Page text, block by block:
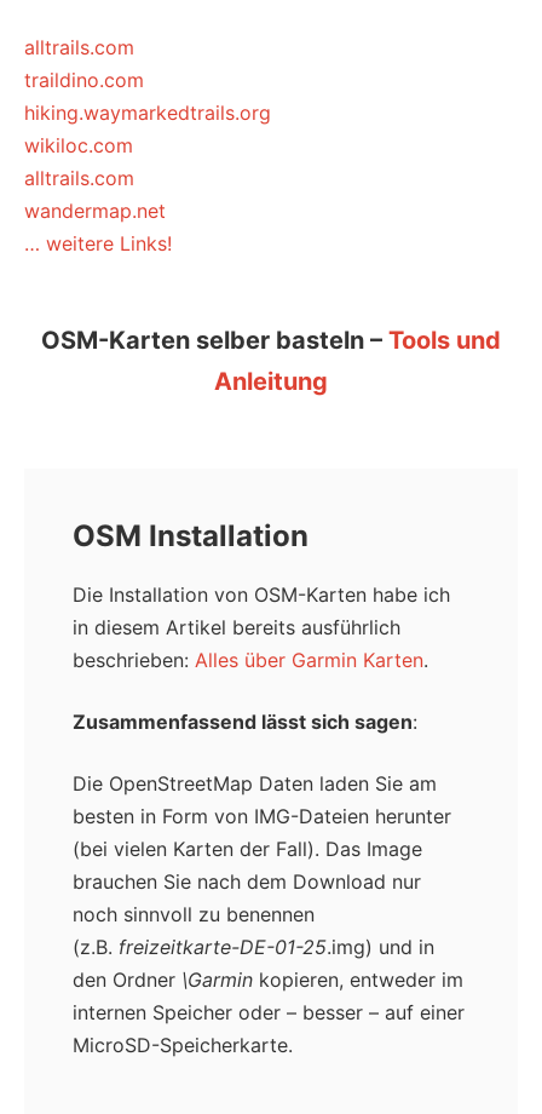
alltrails.com
traildino.com
hiking.waymarkedtrails.org
wikiloc.com
alltrails.com
wandermap.net
… weitere Links!
OSM-Karten selber basteln – Tools und
Anleitung
OSM Installation
Die Installation von OSM-Karten habe ich
in diesem Artikel bereits ausführlich
beschrieben: Alles über Garmin Karten.
Zusammenfassend lässt sich sagen:
Die OpenStreetMap Daten laden Sie am
besten in Form von IMG-Dateien herunter
(bei vielen Karten der Fall). Das Image
brauchen Sie nach dem Download nur
noch sinnvoll zu benennen
(z.B. freizeitkarte-DE-01-25.img) und in
den Ordner \Garmin kopieren, entweder im
internen Speicher oder – besser – auf einer
MicroSD-Speicherkarte.